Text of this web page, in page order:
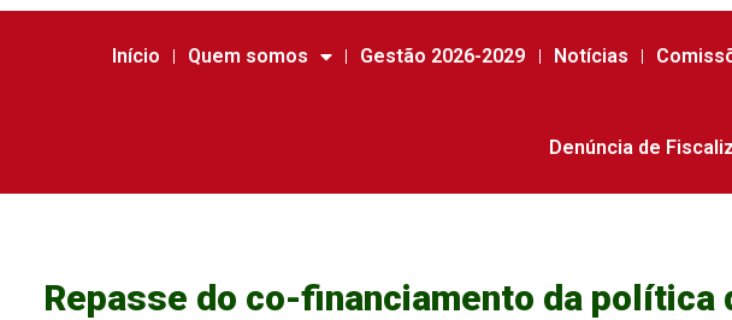
Início Quem somos Gestão 2026-2029 Notícias
Denúncia de
Repasse do co-financiamento da